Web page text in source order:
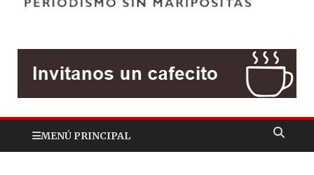
MENÚ PRINCIPAL